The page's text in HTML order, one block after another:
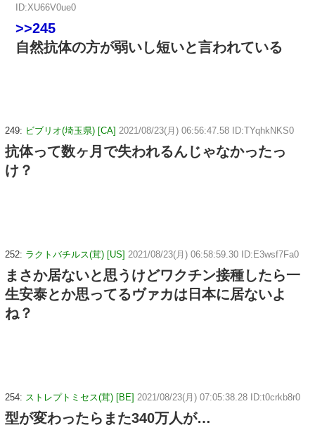
ID:XU66V0ue0
>>245
自然抗体の方が弱いし短いと言われている
249: ビブリオ(埼玉県) [CA] 2021/08/23(月) 06:56:47.58 ID:TYqhkNKS0
抗体って数ヶ月で失われるんじゃなかったっ
け？
252: ラクトバチルス(茸) [US] 2021/08/23(月) 06:58:59.30 ID:E3wsf7Fa0
まさか居ないと思うけどワクチン接種したら一
生安泰とか思ってるヴァカは日本に居ないよ
ね？
254: ストレプトミセス(茸) [BE] 2021/08/23(月) 07:05:38.28 ID:t0crkb8r0
型が変わったらまた340万人が…